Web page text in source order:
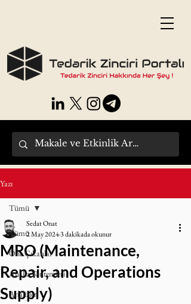
Yazı
Tümü
Öne Çıkanlar
Analiz Yöntemleri
Analizler
Tümü
MRO (Maintenance,
Repair, and Operations
Supply)
Sedat Onat
2 May 20243 dakikada okunur